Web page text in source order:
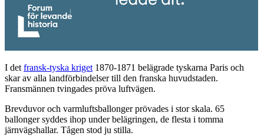
I det fransk-tyska kriget 1870-1871 belägrade tyskarna Paris och
skar av alla landförbindelser till den franska huvudstaden.
Fransmännen tvingades pröva luftvägen.
Brevduvor och varmluftsballonger prövades i stor skala. 65
ballonger syddes ihop under belägringen, de flesta i tomma
järnvägshallar. Tågen stod ju stilla.